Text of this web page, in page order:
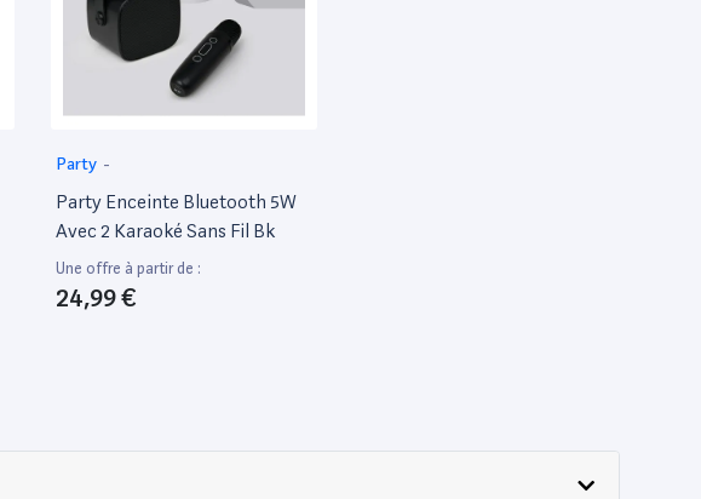
Party -
Party Enceinte Bluetooth 5W
Avec 2 Karaoké Sans Fil Bk
Une offre à partir de :
24,99 €